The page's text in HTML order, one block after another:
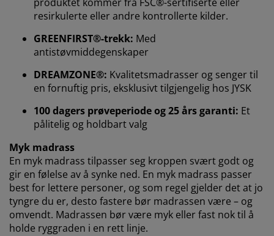
produktet kommer fra FSC®-sertifiserte eller
resirkulerte eller andre kontrollerte kilder.
GREENFIRST®-trekk: Med
antistøvmiddegenskaper
DREAMZONE®: Kvalitetsmadrasser og senger til
en fornuftig pris, eksklusivt tilgjengelig hos JYSK
100 dagers prøveperiode og 25 års garanti: Et
pålitelig og holdbart valg
Myk madrass
En myk madrass tilpasser seg kroppen svært godt og
gir en følelse av å synke ned. En myk madrass passer
best for lettere personer, og som regel gjelder det at jo
tyngre du er, desto fastere bør madrassen være – og
omvendt. Madrassen bør være myk eller fast nok til å
holde ryggraden i en rett linje.
Når du godtar markedsførings-informasjonskapslene,
markedsføringspartnere (f.eks. Google, Meta og TikTok)
for skreddersydd og statisk annonsering. Du kan lese
mer om formålene under "Tilpass" og når som helst
trekke tilbake samtykket ditt ved å klikke på cookie-
ikonet. Ved å klikke "Godta alle" samtykker du til alle
tre formålene. Les mer om hvordan vi samler inn og
behandler personopplysninger, samt om vår
informasjonskapselpolicy